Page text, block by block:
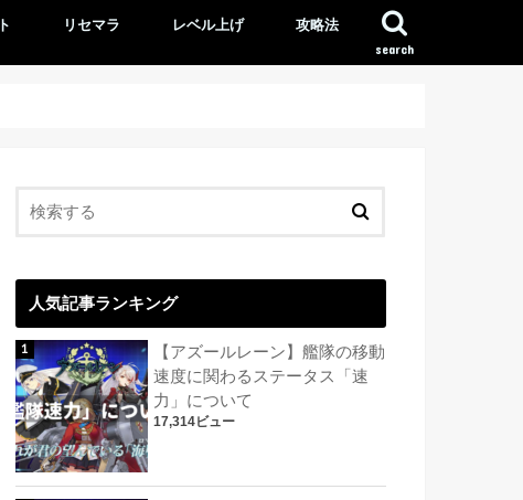
search
リセマラ レベル上げ 攻略法
人気記事ランキング
【アズールレーン】艦隊の移動
速度に関わるステータス「速
力」について
17,314ビュー